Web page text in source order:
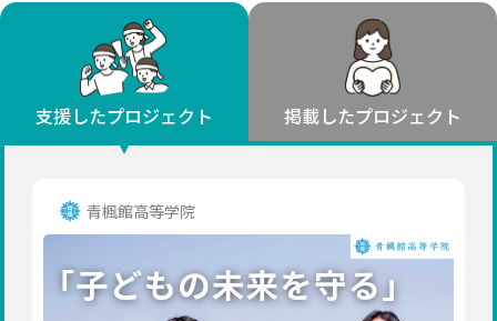
環境・エシカル
人権・マイノリティ
社会貢献
地域からさがす 北海道・東北
北海道
宮城
北海道 青森 岩手 宮城
秋田
福島
茨城 栃木 群馬
千葉
東京
神奈川
新潟 富山 石川
長野
岐阜 静岡 愛知
滋賀 京都 大阪
兵庫
支援したプロジェクト 掲載したプロジェクト
青楓館高等学院